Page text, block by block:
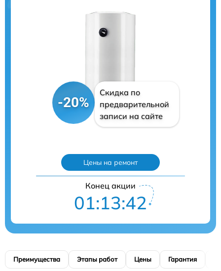
-20%
Скидка по
предварительной
записи на сайте
Цены на ремонт
Конец акции
01:13:41
Преимущества Этапы работ Цены Гарантия